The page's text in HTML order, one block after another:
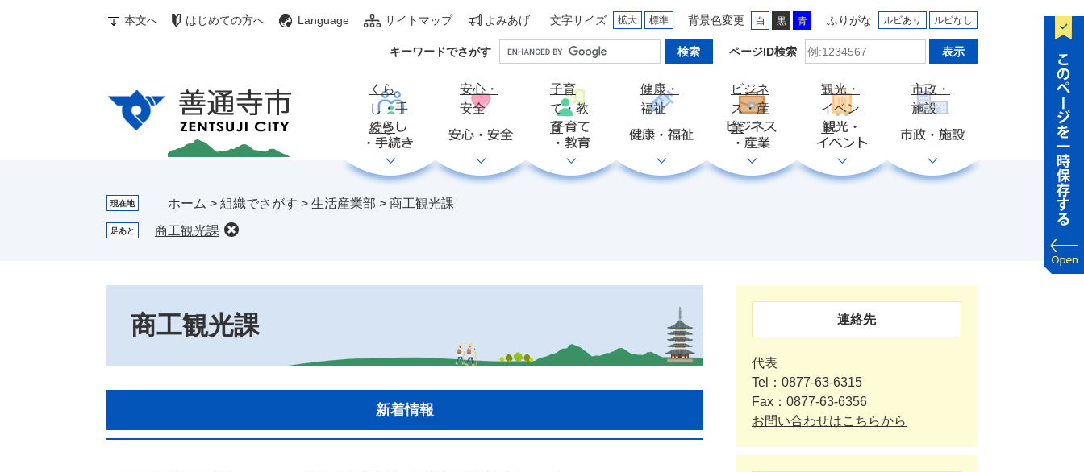
本文へ はじめての方へ Language サイトマップ よみあげ 文字サイズ 拡大 標準 背景色変更 白 黒 青 ふりがな ルビあり ルビなし
キーワードでさがす
Google
カ
ム
ページID検索
ID
検
くら
し・手
続き
安心・
安全
子育
て・教
育
健康・
福祉
ビジネ
ス・産
業
観光・
イベン
ト
市政・
施設
現在地 ホーム > 組織でさがす > 生活産業部 > 商工観光課
足あと 商工観光課
商工観光課
新着情報
連絡先
代表
Tel：0877-63-6315
Fax：0877-63-6356
お問い合わせはこちらから